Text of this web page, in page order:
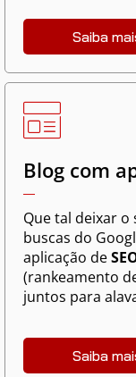
Saiba
Blog com
Que tal deixar
buscas do
aplicação de
(rankeamento
juntos para
Saiba